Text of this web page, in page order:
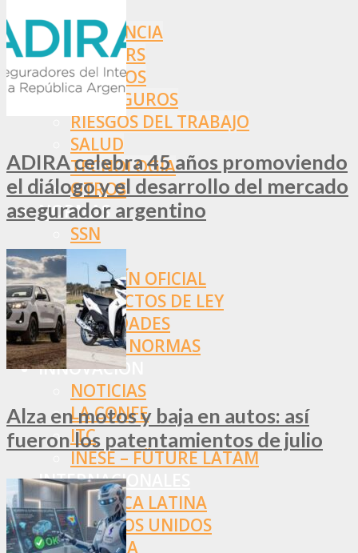
ASISTENCIA
BROKERS
SEGUROS
REASEGUROS
RIESGOS DEL TRABAJO
SALUD
TECNOLOGÍA
OTROS
NORMAS
SSN
SRT
BOLETÍN OFICIAL
PROYECTOS DE LEY
SOCIEDADES
OTRAS NORMAS
INNOVACIÓN
NOTICIAS
LA CONFE
ITC
INESE – FÜTURE LATAM
INTERNACIONALES
AMÉRICA LATINA
ESTADOS UNIDOS
EUROPA
ADIRA celebra 45 años promoviendo
el diálogo y el desarrollo del mercado
asegurador argentino
Alza en motos y baja en autos: así
fueron los patentamientos de julio